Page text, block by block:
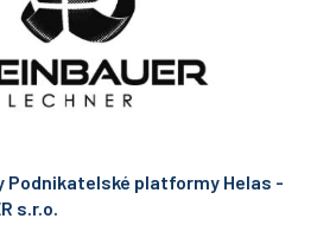
Podnikatelské platformy Helas -
s.r.o.